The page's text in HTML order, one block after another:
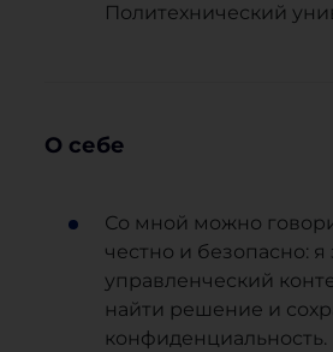
Политехнический
О себе
Со мной можно
честно и безопасно:
управленческий
найти решение и
конфиденциальность.